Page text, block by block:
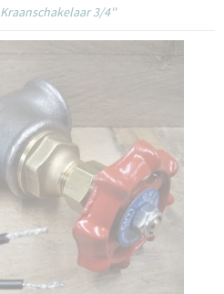
Kraanschakelaar 3/4''